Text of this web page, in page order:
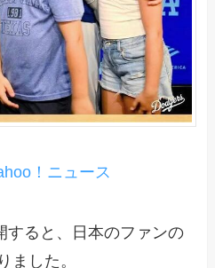
！ニュース
すると、日本のファンの
ました。